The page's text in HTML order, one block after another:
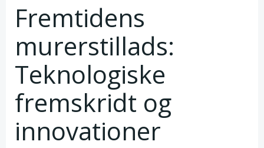
Fremtidens
murerstillads:
Teknologiske
fremskridt og
innovationer